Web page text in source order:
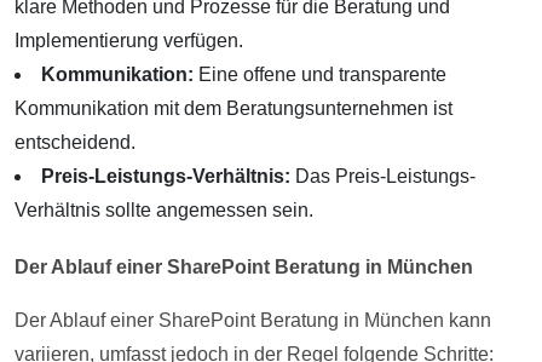
klare Methoden und Prozesse für die Beratung und
Implementierung verfügen.
Kommunikation: Eine offene und transparente
Kommunikation mit dem Beratungsunternehmen ist
entscheidend.
Preis-Leistungs-Verhältnis: Das Preis-Leistungs-
Verhältnis sollte angemessen sein.
Der Ablauf einer SharePoint Beratung in München
Der Ablauf einer SharePoint Beratung in München kann
variieren, umfasst jedoch in der Regel folgende Schritte: